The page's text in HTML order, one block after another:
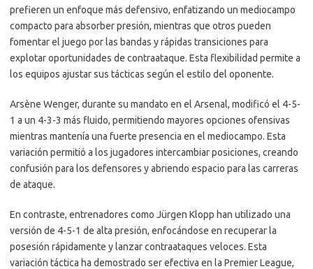
prefieren un enfoque más defensivo, enfatizando un mediocampo
compacto para absorber presión, mientras que otros pueden
fomentar el juego por las bandas y rápidas transiciones para
explotar oportunidades de contraataque. Esta flexibilidad permite a
los equipos ajustar sus tácticas según el estilo del oponente.
Arsène Wenger, durante su mandato en el Arsenal, modificó el 4-5-
1 a un 4-3-3 más fluido, permitiendo mayores opciones ofensivas
mientras mantenía una fuerte presencia en el mediocampo. Esta
variación permitió a los jugadores intercambiar posiciones, creando
confusión para los defensores y abriendo espacio para las carreras
de ataque.
En contraste, entrenadores como Jürgen Klopp han utilizado una
versión de 4-5-1 de alta presión, enfocándose en recuperar la
posesión rápidamente y lanzar contraataques veloces. Esta
variación táctica ha demostrado ser efectiva en la Premier League,